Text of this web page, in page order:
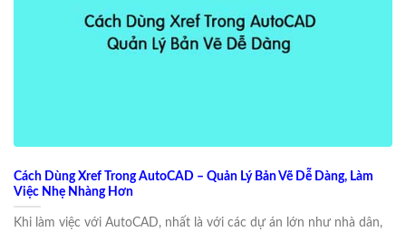
Cách Dùng Xref Trong AutoCAD – Quản Lý Bản Vẽ Dễ Dàng, Làm
Việc Nhẹ Nhàng Hơn
Khi làm việc với AutoCAD, nhất là với các dự án lớn như nhà dân,